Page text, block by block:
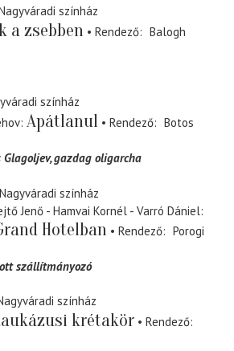
színház
a zsebben Rendező
Balogh
színház
Apátlanul Rendező
Botos
Glagoljev gazdag oligarcha
Nagyváradi színház
Jenő - Hamvai Kornél - Varró Dániel
Hotelban Rendező
Porogi
szállítmányozó
színház
krétakör
Rendező